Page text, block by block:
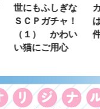
カラフルピーチ
はちゃめちゃ事
件簿